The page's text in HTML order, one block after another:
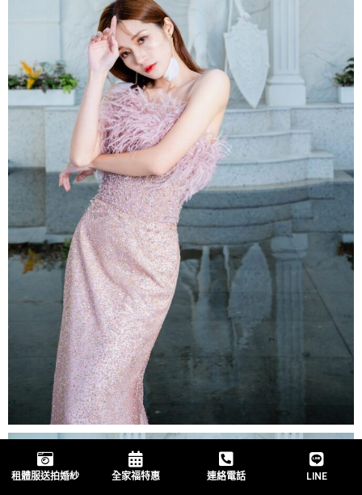
租體服送拍婚紗 全家福特惠 連絡電話 LINE